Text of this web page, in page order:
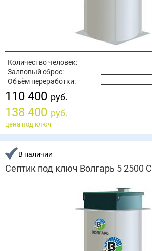
Количество человек:
Залповый сброс:
Объём переработки:
110 400 руб.
138 400 руб.
цена под ключ
В наличии
Септик под ключ Волгарь 5 2500 С